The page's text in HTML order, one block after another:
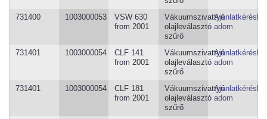
731400 1003000053
VSW 630
from 2001
Vákuumszivattyú
olajleválasztó
szűrő
adom
731401 1003000054
CLF 141
from 2001
Vákuumszivattyú
olajleválasztó
szűrő
adom
731401 1003000054
CLF 181
from 2001
Vákuumszivattyú
olajleválasztó
szűrő
adom